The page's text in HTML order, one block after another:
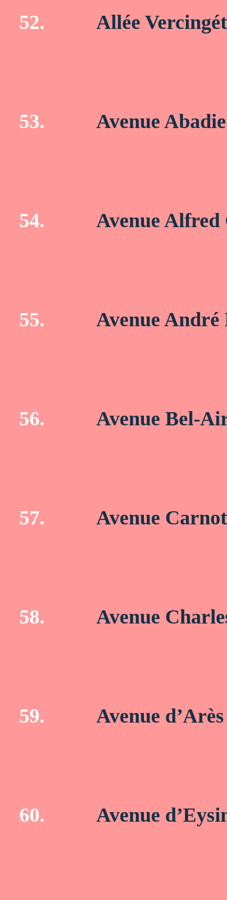
52. Allée
53. Avenue Abadie
54. Avenue
55. Avenue André
56. Avenue Bel-
57. Avenue Carnot
58. Avenue
59. Avenue d’Arès
60. Avenue